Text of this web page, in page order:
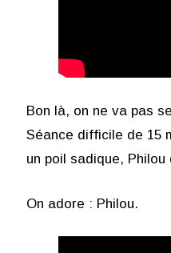
Bon là, on ne va pas
Séance difficile de 15
un poil sadique, Philou
On adore : Philou.